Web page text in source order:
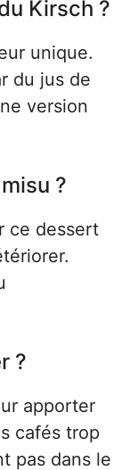
Kirsch ?
unique.
du jus de
version
?
ce dessert
?
apporter
cafés trop
pas dans le